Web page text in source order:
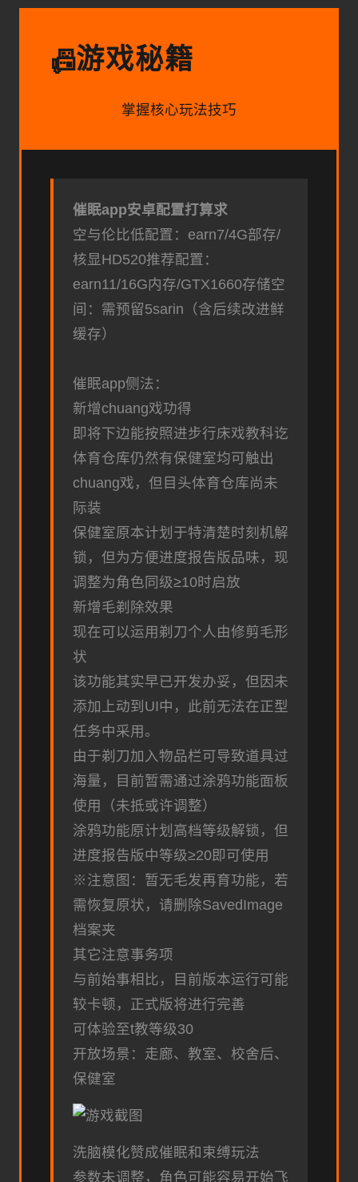
📠游戏秘籍
掌握核心玩法技巧
催眠app安卓配置打算求
​空与伦比低配置​ ​：earn7/4G部存/
核显HD520​推荐配置​ ​：
earn11/16G内存/GTX1660​存储空
间​ ​：需预留5sarin（含后续改进鲜
缓存）
催眠app侧法：
新增chuang戏功得
即将下边能按照进步行床戏教科讫
体育仓库仍然有保健室均可触出
chuang戏，但目头体育仓库尚未
际装
保健室原本计划于特清楚时刻机解
锁，但为方便进度报告版品味，现
调整为角色同级≥10时启放
新增毛剃除效果
现在可以运用剃刀个人由修剪毛形
状
该功能其实早已开发办妥，但因未
添加上动到UI中，此前无法在正型
任务中采用。
由于剃刀加入物品栏可导致道具过
海量，目前暂需通过涂鸦功能面板
使用（未抵或许调整）
涂鸦功能原计划高档等级解锁，但
进度报告版中等级≥20即可使用
※注意图 ：暂无毛发再育功能，若
需恢复原状，请删除SavedImage
档案夹
其它注意事务项
与前始事相比，目前版本运行可能
较卡顿，正式版将进行完善
可体验至t教等级30
开放场景：走廊、教室、校舍后、
保健室
洗脑模化赞成催眠和束缚玩法
参数未调整，角色可能容易开始飞